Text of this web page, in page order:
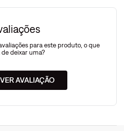
para este produto, o que
deixar uma?
AVALIAÇÃO